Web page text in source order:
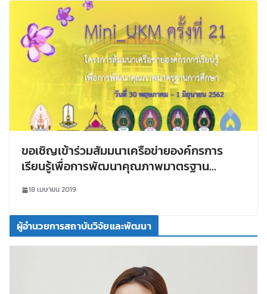
ขอเชิญเข้าร่วมสัมมนาเครือข่ายองค์กรการ
เรียนรู้เพื่อการพัฒนาคุณภาพมาตรฐาน
18 เมษายน 2019
ผู้อำนวยการสถาบันวิจัยและพัฒนา